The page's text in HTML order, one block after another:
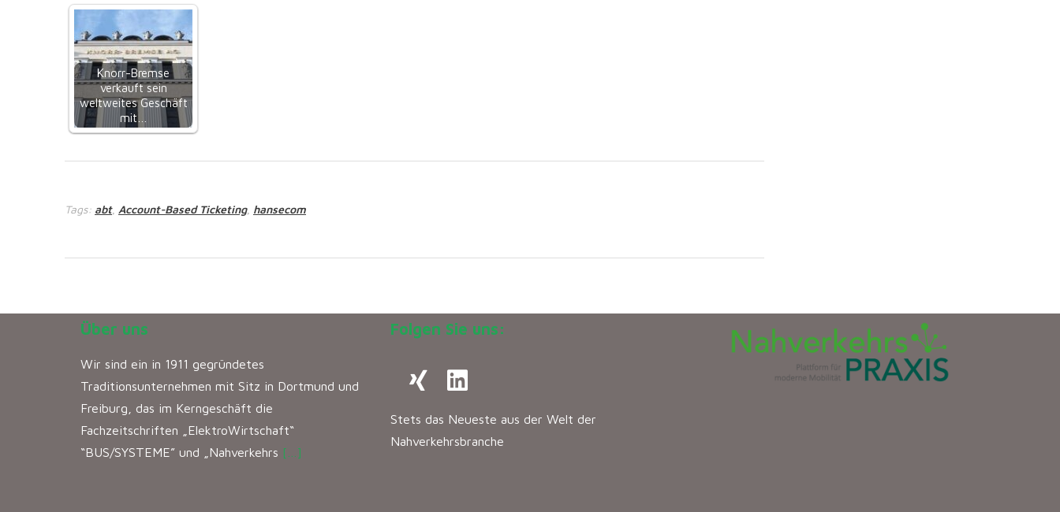
Knorr-Bremse
verkauft sein
weltweites Geschäft
mit…
Tags: abt, Account-Based Ticketing, hansecom
Über uns
Wir sind ein in 1911 gegründetes
Traditionsunternehmen mit Sitz in Dortmund und
Freiburg, das im Kerngeschäft die
Fachzeitschriften „ElektroWirtschaft“
“BUS/SYSTEME” und „Nahverkehrs […]
Folgen Sie uns:
Stets das Neueste aus der Welt der
Nahverkehrsbranche